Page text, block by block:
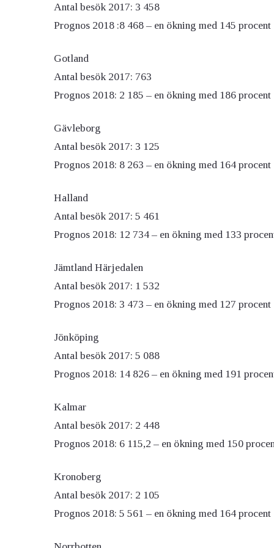
Antal besök 2017: 3 458
Prognos 2018 :8 468 – en ökning med 145 procent
Gotland
Antal besök 2017: 763
Prognos 2018: 2 185 – en ökning med 186 procent
Gävleborg
Antal besök 2017: 3 125
Prognos 2018: 8 263 – en ökning med 164 procent
Halland
Antal besök 2017: 5 461
Prognos 2018: 12 734 – en ökning med 133
Jämtland Härjedalen
Antal besök 2017: 1 532
Prognos 2018: 3 473 – en ökning med 127 procent
Jönköping
Antal besök 2017: 5 088
Prognos 2018: 14 826 – en ökning med 191
Kalmar
Antal besök 2017: 2 448
Prognos 2018: 6 115,2 – en ökning med 150
Kronoberg
Antal besök 2017: 2 105
Prognos 2018: 5 561 – en ökning med 164 procent